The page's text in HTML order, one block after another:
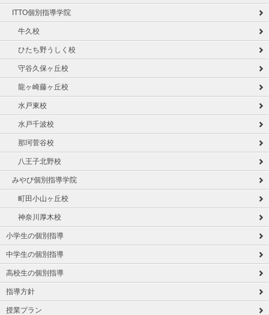
ITTO個別指導学院
牛久校
ひたち野うしく校
守谷久保ヶ丘校
龍ヶ崎藤ヶ丘校
水戸東校
水戸千波校
那珂菅谷校
八王子北野校
みやび個別指導学院
町田小山ヶ丘校
神奈川厚木校
小学生の個別指導
中学生の個別指導
高校生の個別指導
指導方針
授業プラン